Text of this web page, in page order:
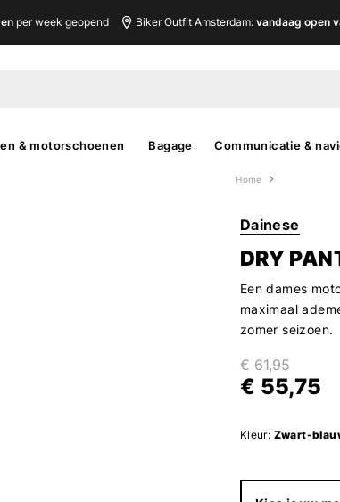
per week geopend Biker Outfit Amsterdam: vandaag open
& motorschoenen Bagage Communicatie &
Home
Dainese
DRY
Een dames
maximaal
zomer seizoen.
€ 61,95
€ 55,75
Kleur: Zwart-